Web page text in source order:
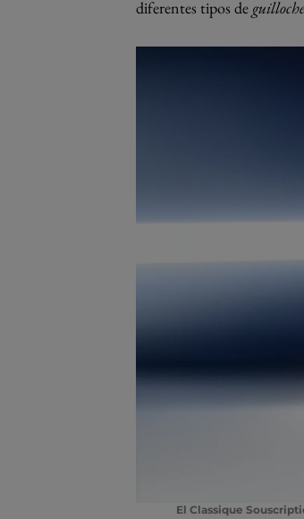
diferentes tipos de guilloché
El Classique